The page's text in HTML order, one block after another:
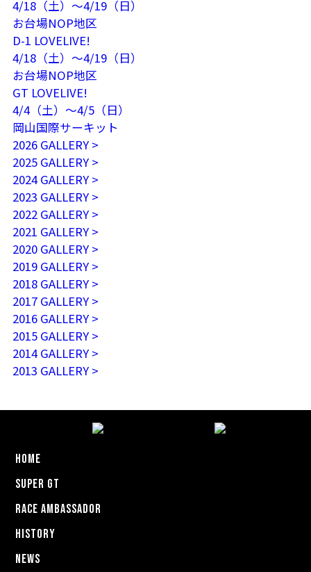
4/18（土）～4/19（日）
お台場NOP地区
D-1 LOVELIVE!
4/18（土）～4/19（日）
お台場NOP地区
GT LOVELIVE!
4/4（土）～4/5（日）
岡山国際サーキット
2026 GALLERY >
2025 GALLERY >
2024 GALLERY >
2023 GALLERY >
2022 GALLERY >
2021 GALLERY >
2020 GALLERY >
2019 GALLERY >
2018 GALLERY >
2017 GALLERY >
2016 GALLERY >
2015 GALLERY >
2014 GALLERY >
2013 GALLERY >
HOME
SUPER GT
RACE AMBASSADOR
HISTORY
NEWS